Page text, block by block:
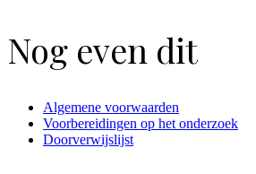
Nog even dit
Algemene voorwaarden
Voorbereidingen op het onderzoek
Doorverwijslijst